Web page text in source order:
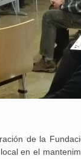
de la
en el